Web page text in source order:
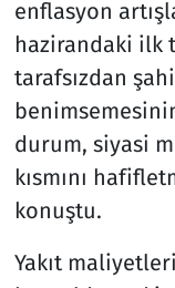
enflasyon
hazirandaki ilk
tarafsızdan
durum, siyasi
kısmını
konuştu.
Yakıt